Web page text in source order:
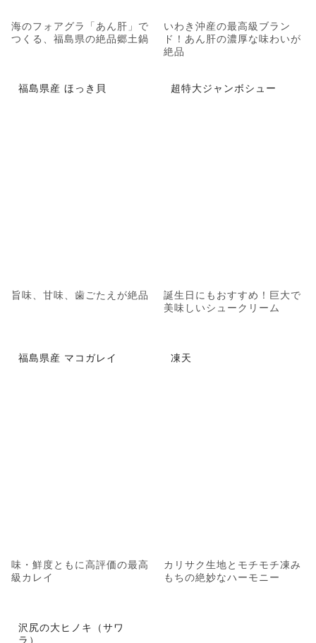
海のフォアグラ「あん肝」で
つくる、福島県の絶品郷土鍋
いわき沖産の最高級ブラン
ド！あん肝の濃厚な味わいが
絶品
福島県産 ほっき貝
旨味、甘味、歯ごたえが絶品
超特大ジャンボシュー
誕生日にもおすすめ！巨大で
美味しいシュークリーム
福島県産 マコガレイ
味・鮮度ともに高評価の最高
級カレイ
凍天
カリサク生地とモチモチ凍み
もちの絶妙なハーモニー
沢尻の大ヒノキ（サワ
ラ）